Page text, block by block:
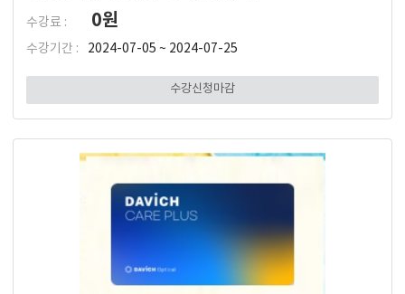
수강료 : 0원
수강기간 : 2024-07-05 ~ 2024-07-25
수강신청마감